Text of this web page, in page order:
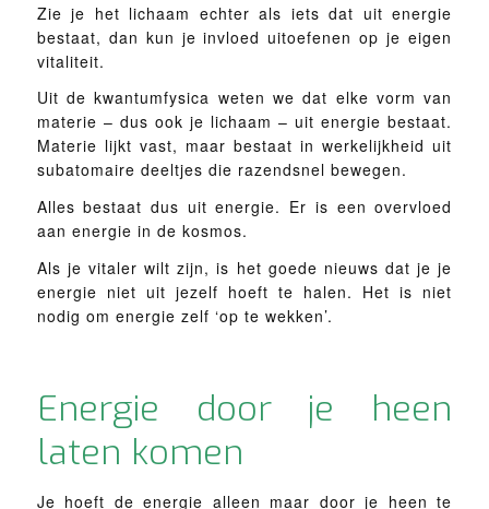
Zie je het lichaam echter als iets dat uit energie
bestaat, dan kun je invloed uitoefenen op je eigen
vitaliteit.
Uit de kwantumfysica weten we dat elke vorm van
materie – dus ook je lichaam – uit energie bestaat.
Materie lijkt vast, maar bestaat in werkelijkheid uit
subatomaire deeltjes die razendsnel bewegen.
Alles bestaat dus uit energie. Er is een overvloed
aan energie in de kosmos.
Als je vitaler wilt zijn, is het goede nieuws dat je je
energie niet uit jezelf hoeft te halen. Het is niet
nodig om energie zelf ‘op te wekken’.
Energie door je heen
laten komen
Je hoeft de energie alleen maar door je heen te